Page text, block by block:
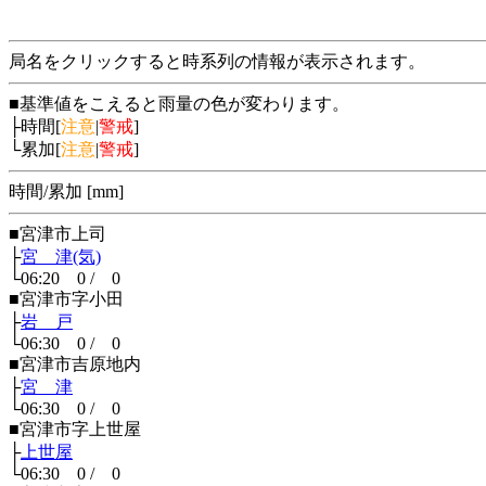
局名をクリックすると時系列の情報が表示されます。
■基準値をこえると雨量の色が変わります。
├時間[注意|警戒]
└累加[注意|警戒]
時間/累加 [mm]
■宮津市上司
├宮 津(気)
└06:20 0 / 0
■宮津市字小田
├岩 戸
└06:30 0 / 0
■宮津市吉原地内
├宮 津
└06:30 0 / 0
■宮津市字上世屋
├上世屋
└06:30 0 / 0